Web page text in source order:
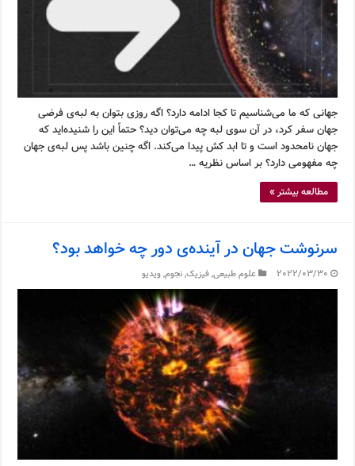
جهانی که ما می‌شناسیم تا کجا ادامه دارد؟ اگه روزی بتوان به لبه‌ی فرضی
جهان سفر کرد، در آن سوی لبه چه می‌توان دید؟ حتماً این را شنیده‌اید که
جهان نامحدود است و تا ابد کش پیدا می‌کند. اگه چنین باشد پس لبه‌ی جهان
چه مفهومی دارد؟ بر اساس نظریه …
مطالعه بیشتر »
سرنوشت جهان در آینده‌ی دور چه خواهد بود؟
2022/03/30 علوم طبیعی,فیزیک,نجوم,ویدیو